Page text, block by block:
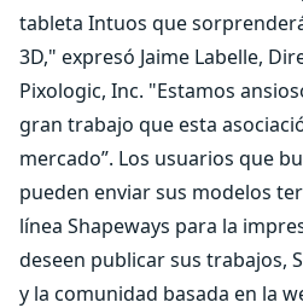
tableta Intuos que
3D," expresó Jaime Labelle,
Pixologic, Inc. "Estamos
gran trabajo que esta
mercado”. Los usuarios que
pueden enviar sus modelos
línea Shapeways para la
deseen publicar sus trabajos,
y la comunidad basada en la